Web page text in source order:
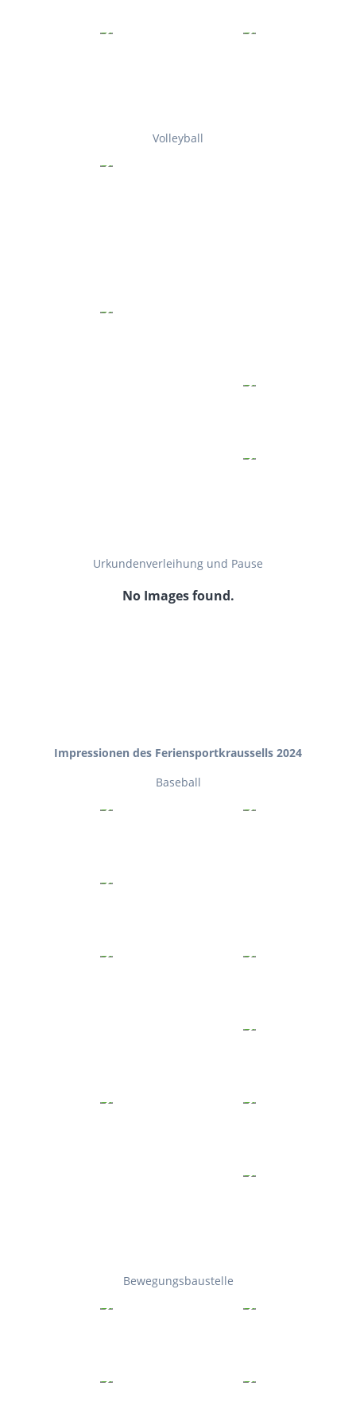
Volleyball
Urkundenverleihung und Pause
No Images found.
Impressionen des Feriensportkraussells 2024
Baseball
Bewegungsbaustelle